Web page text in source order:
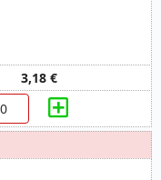
3,18 €